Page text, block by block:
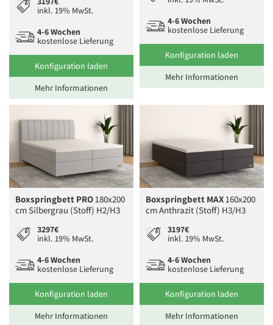
inkl. 19% MwSt.
4-6 Wochen
kostenlose Lieferung
Konfiguration laden
Mehr Informationen
4-6 Wochen
kostenlose Lieferung
Konfiguration laden
Mehr Informationen
Boxspringbett PRO180x200
cm Silbergrau (Stoff) H2/H3
3297€
inkl. 19% MwSt.
4-6 Wochen
kostenlose Lieferung
Konfiguration laden
Mehr Informationen
Boxspringbett MAX160x200
cm Anthrazit (Stoff) H3/H3
3197€
inkl. 19% MwSt.
4-6 Wochen
kostenlose Lieferung
Konfiguration laden
Mehr Informationen